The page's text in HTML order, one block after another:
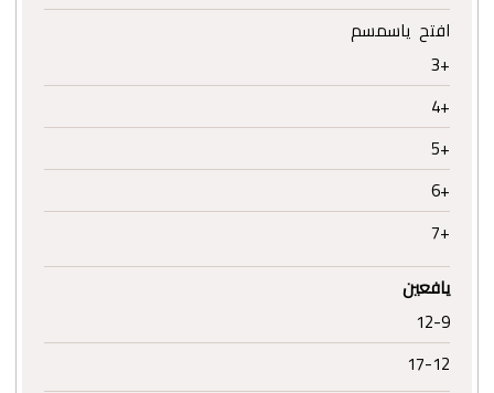
افتح ياسمسم
+3
+4
+5
+6
+7
يافعين
12-9
17-12